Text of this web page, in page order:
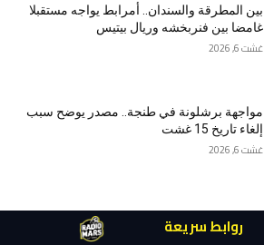
بين المطرقة والسندان.. أمرابط يواجه مستقبلا
غامضا بين فنربخشه وريال بيتيس
غشت 6, 2026
مواجهة برشلونة في طنجة.. مصدر يوضح سبب
إلغاء تاريخ 15 غشت
غشت 6, 2026
روابط سريعة